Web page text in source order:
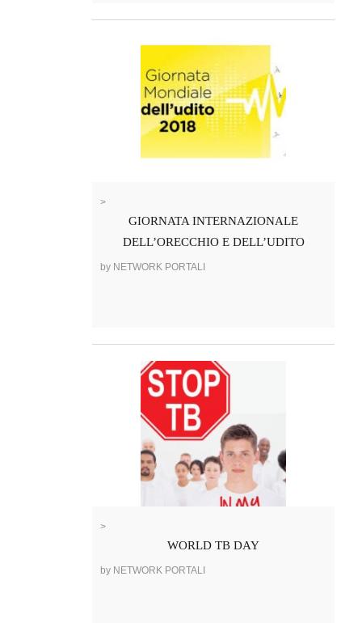
>
GIORNATA INTERNAZIONALE
DELL’ORECCHIO E DELL’UDITO
by NETWORK PORTALI
>
WORLD TB DAY
by NETWORK PORTALI